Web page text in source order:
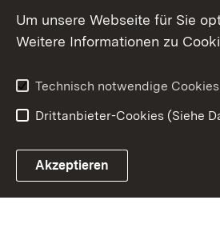
Um unsere Webseite für Sie
Weitere Informationen zu
Technisch notwendige Cookies
Drittanbieter-Cookies (Siehe
Akzeptieren